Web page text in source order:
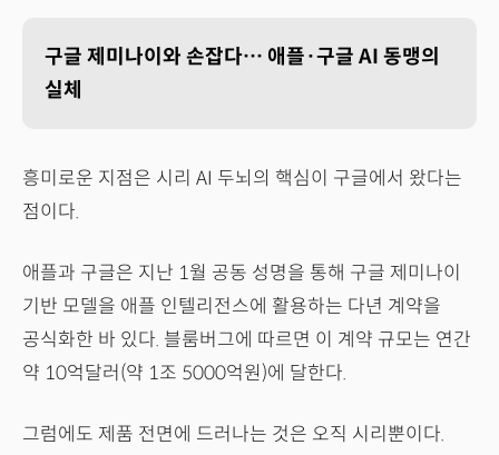
구글 제미나이와 손잡다… 애플·구글 AI 동맹의
실체
흥미로운 지점은 시리 AI 두뇌의 핵심이 구글에서 왔다는
점이다.
애플과 구글은 지난 1월 공동 성명을 통해 구글 제미나이
기반 모델을 애플 인텔리전스에 활용하는 다년 계약을
공식화한 바 있다. 블룸버그에 따르면 이 계약 규모는 연간
약 10억달러(약 1조 5000억원)에 달한다.
그럼에도 제품 전면에 드러나는 것은 오직 시리뿐이다.